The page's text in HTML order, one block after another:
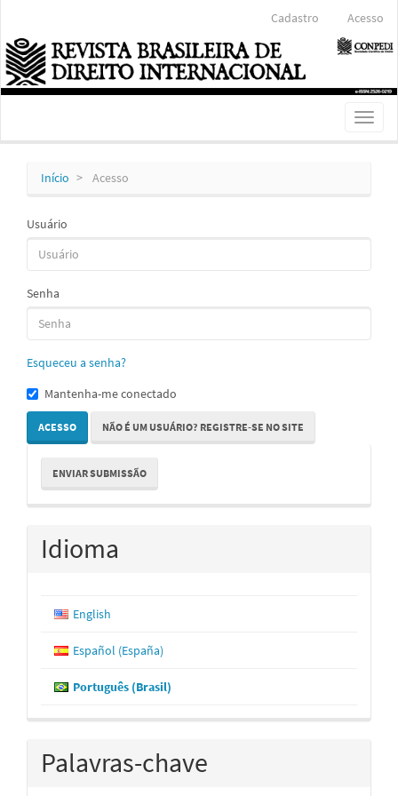
Conteúdo
principal
Barra
Lateral
Cadastro Acesso
Toggle
Início Acesso
Usuário
Senha
Esqueceu a senha?
Mantenha-me conectado
ACESSO NÃO É UM USUÁRIO? REGISTRE-SE NO SITE
Enviar
Submissão
ENVIAR SUBMISSÃO
Idioma
English
Español (España)
Português (Brasil)
Palavras-chave